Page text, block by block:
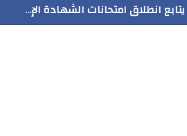
مدير تعليم البحر الاحمر يتابع انطلاق امتحانات الشهادة الإعدادية ويؤكد: الانضباط